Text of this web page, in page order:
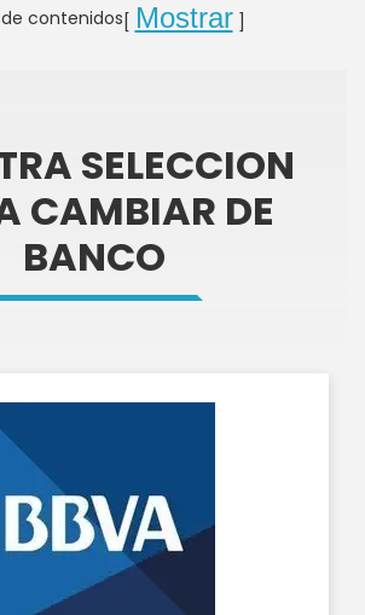
contenidos Mostrar
SELECCION
CAMBIAR DE
BANCO